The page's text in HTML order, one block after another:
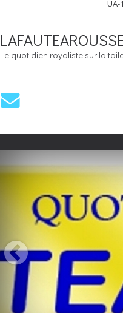
UA-
Le quotidien royaliste sur la